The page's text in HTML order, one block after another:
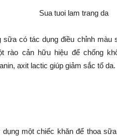
sữa có tác dụng điều chỉnh
rào cản hữu hiệu để chống
axit lactic giúp giảm sắc tố da.
một chiếc khăn để thoa